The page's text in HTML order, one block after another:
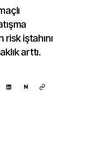
risk iştahını
arttı.
N